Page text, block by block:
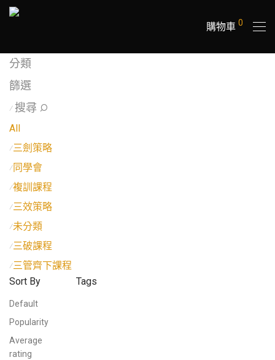
購物車 0
分類
篩選
⁄ 搜尋
All
⁄三劍策略
⁄同學會
⁄複訓課程
⁄三效策略
⁄未分類
⁄三破課程
⁄三管齊下課程
Sort By
Default
Popularity
Average
rating
Tags